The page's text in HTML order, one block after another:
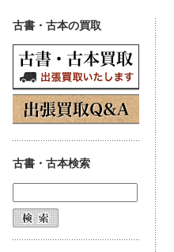
古書・古本の買取
古書・古本検索